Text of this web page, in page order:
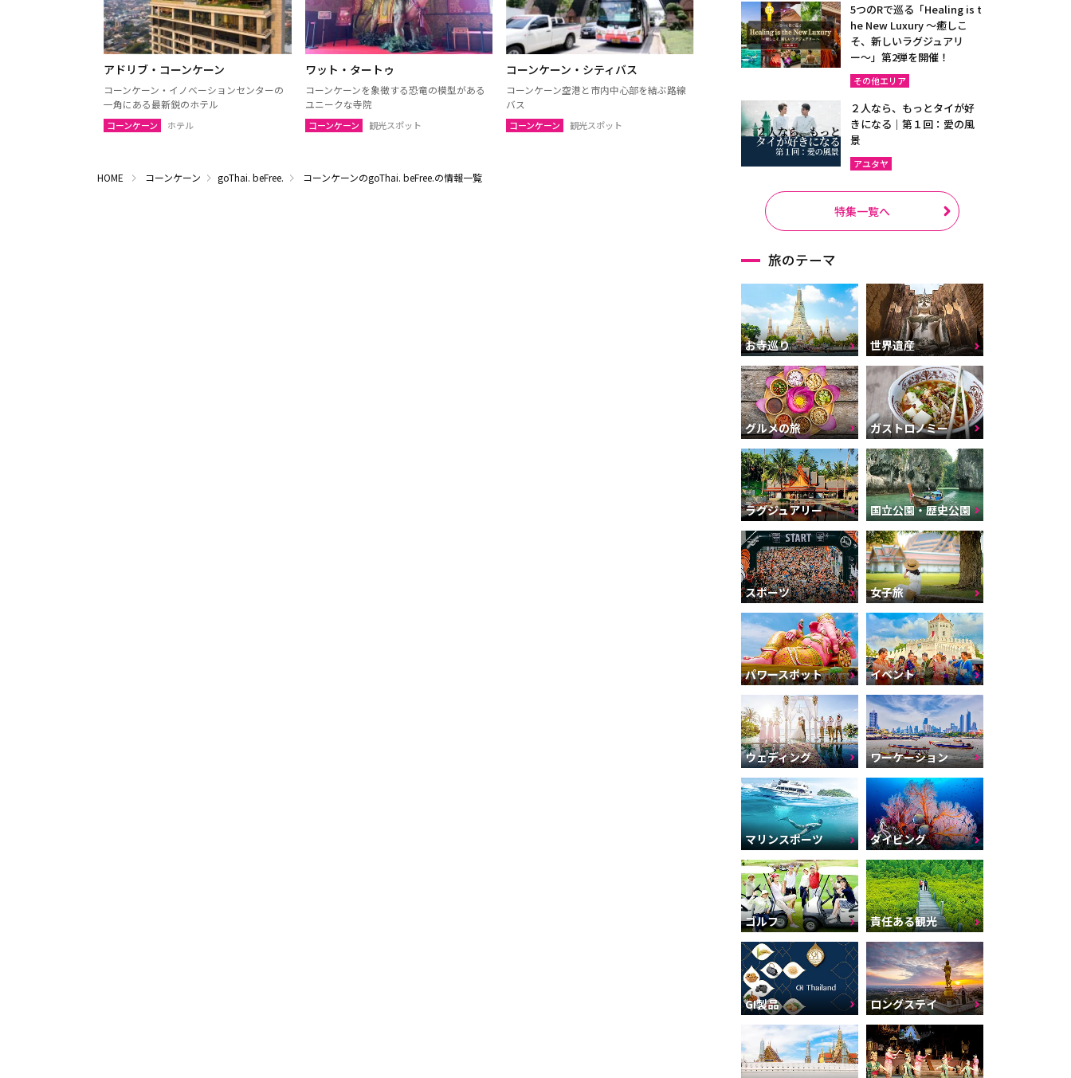
アドリブ・コーンケーン
コーンケーン・イノベーションセンターの
一角にある最新鋭のホテル
コーンケーン ホテル
ワット・タートゥ
コーンケーンを象徴する恐竜の模型がある
ユニークな寺院
コーンケーン 観光スポット
コーンケーン・シティバス
コーンケーン空港と市内中心部を結ぶ路線
バス
コーンケーン 観光スポット
HOME コーンケーン goThai. beFree. コーンケーンのgoThai. beFree.の情報一覧
5つのRで巡る「Healing is t
he New Luxury ～癒しこ
そ、新しいラグジュアリ
ー〜」第2弾を開催！
その他エリア
２人なら、もっとタイが好
きになる｜第１回：愛の風
景
アユタヤ
特集一覧へ
旅のテーマ
お寺巡り 世界遺産
グルメの旅 ガストロノミー
ラグジュアリー 国立公園・歴史公園
スポーツ 女子旅
パワースポット イベント
ウェディング ワーケーション
マリンスポーツ ダイビング
ゴルフ 責任ある観光
GI製品 ロングステイ